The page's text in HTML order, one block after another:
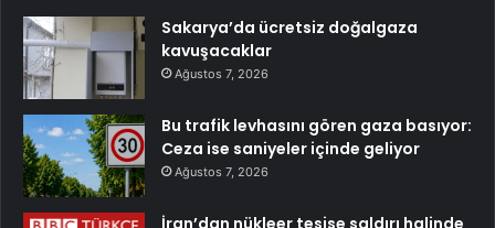
Sakarya’da ücretsiz doğalgaza
kavuşacaklar
Ağustos 7, 2026
Bu trafik levhasını gören gaza basıyor:
Ceza ise saniyeler içinde geliyor
Ağustos 7, 2026
İran’dan nükleer tesise saldırı halinde